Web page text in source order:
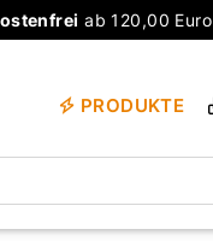
ab 120,00 Euro
PRODUKTE